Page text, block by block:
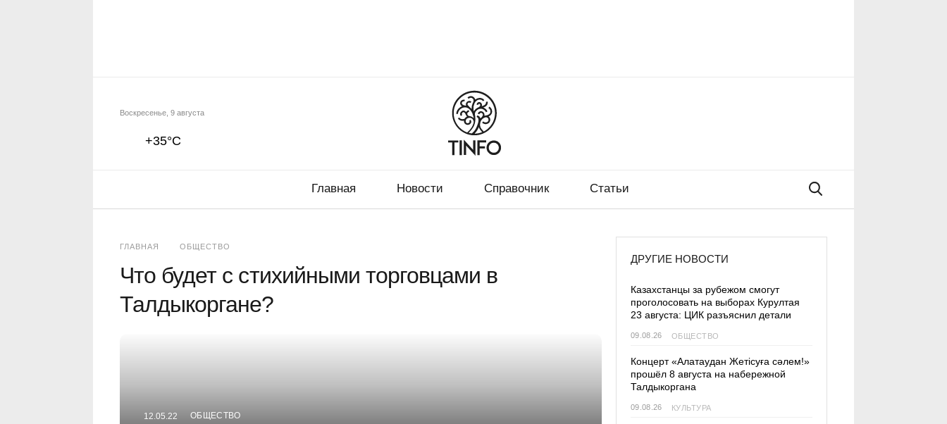
Главная Новости Справочник Статьи
+35°C
Воскресенье, 9 августа
ГЛАВНАЯ ОБЩЕСТВО
Что будет с стихийными торговцами в
Талдыкоргане?
12.05.22 ОБЩЕСТВО
ДРУГИЕ НОВОСТИ
Казахстанцы за рубежом смогут
проголосовать на выборах Курултая
23 августа: ЦИК разъяснил детали
09.08.26 ОБЩЕСТВО
Концерт «Алатаудан Жетісуға сәлем!»
прошёл 8 августа на набережной
Талдыкоргана
09.08.26 КУЛЬТУРА